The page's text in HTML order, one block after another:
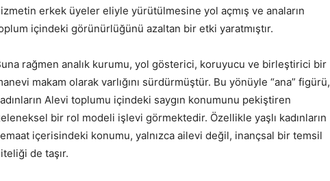
erkek üyeler eliyle yürütülmesine yol açmış ve anaların
içindeki görünürlüğünü azaltan bir etki yaratmıştır.
rağmen analık kurumu, yol gösterici, koruyucu ve birleştirici bir
makam olarak varlığını sürdürmüştür. Bu yönüyle “ana” figürü,
Alevi toplumu içindeki saygın konumunu pekiştiren
bir rol modeli işlevi görmektedir. Özellikle yaşlı kadınların
içerisindeki konumu, yalnızca ailevi değil, inançsal bir temsil
de taşır.